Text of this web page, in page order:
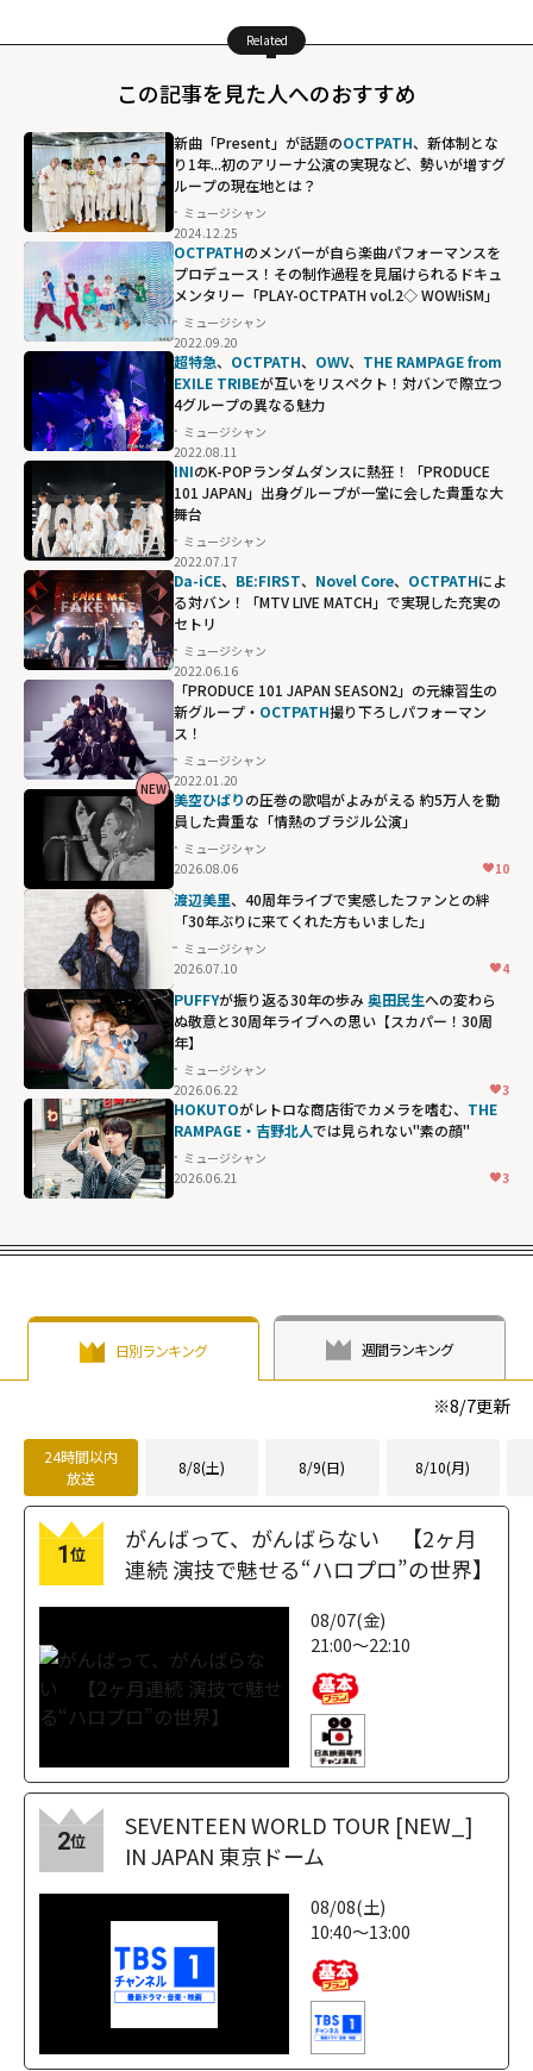
Related
この記事を見た人へのおすすめ
新曲「Present」が話題のOCTPATH、新体制とな
り1年...初のアリーナ公演の実現など、勢いが増すグ
ループの現在地とは？
ミュージシャン
2024.12.25
OCTPATHのメンバーが自ら楽曲パフォーマンスを
プロデュース！その制作過程を見届けられるドキュ
メンタリー「PLAY-OCTPATH vol.2◇ WOW!iSM」
ミュージシャン
2022.09.20
超特急、 OCTPATH、 OWV、 THE RAMPAGE from
EXILE TRIBEが互いをリスペクト！対バンで際立つ
4グループの異なる魅力
ミュージシャン
2022.08.11
INIのK-POPランダムダンスに熱狂！「PRODUCE
101 JAPAN」出身グループが一堂に会した貴重な大
舞台
ミュージシャン
2022.07.17
Da-iCE、 BE:FIRST、 Novel Core、 OCTPATHによ
る対バン！「MTV LIVE MATCH」で実現した充実の
セトリ
ミュージシャン
2022.06.16
「PRODUCE 101 JAPAN SEASON2」の元練習生の
新グループ・ OCTPATH撮り下ろしパフォーマン
ス！
ミュージシャン
2022.01.20
美空ひばりの圧巻の歌唱がよみがえる 約5万人を動
員した貴重な「情熱のブラジル公演」
ミュージシャン
2026.08.06
10
NEW
渡辺美里、40周年ライブで実感したファンとの絆
「30年ぶりに来てくれた方もいました」
ミュージシャン
2026.07.10
4
PUFFYが振り返る30年の歩み奥田民生への変わら
ぬ敬意と30周年ライブへの思い【スカパー！30周
年】
ミュージシャン
2026.06.22
3
HOKUTOがレトロな商店街でカメラを嗜む、 THE
RAMPAGE・吉野北人では見られない"素の顔"
ミュージシャン
2026.06.21
3
日別ランキング 週間ランキング
※8/7更新
24時間以内
放送
8/8(土) 8/9(日) 8/10(月)
1位
がんばって、がんばらない 【2ヶ月
連続 演技で魅せる“ハロプロ”の世界】
08/07(金)
21:00～22:10
2位
SEVENTEEN WORLD TOUR [NEW_]
IN JAPAN 東京ドーム
08/08(土)
10:40～13:00